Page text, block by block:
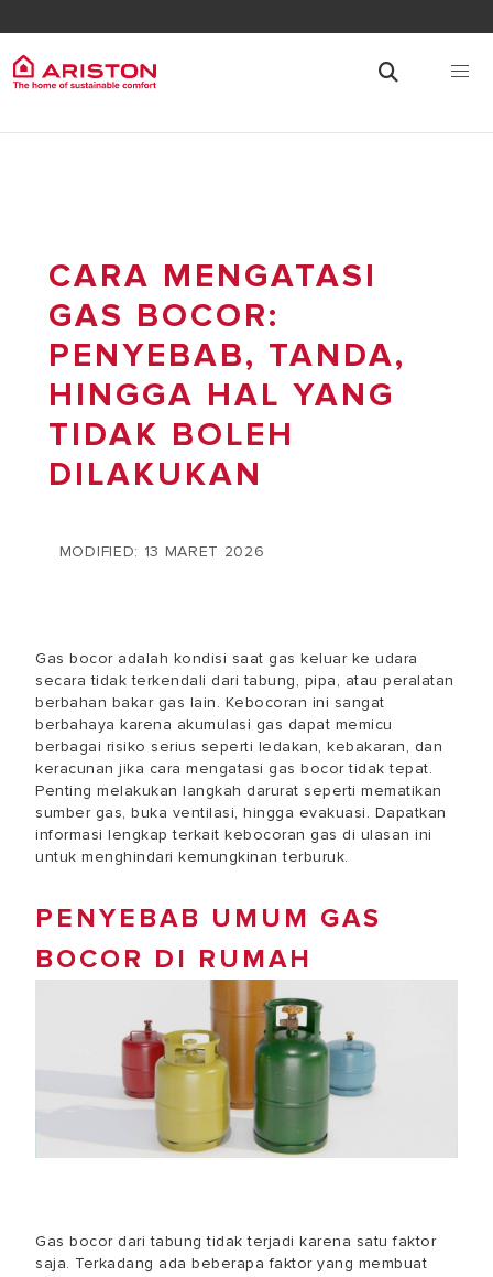
CARA MENGATASI
GAS BOCOR:
PENYEBAB, TANDA,
HINGGA HAL YANG
TIDAK BOLEH
DILAKUKAN
MODIFIED: 13 MARET 2026
Gas bocor adalah kondisi saat gas keluar ke udara
secara tidak terkendali dari tabung, pipa, atau peralatan
berbahan bakar gas lain. Kebocoran ini sangat
berbahaya karena akumulasi gas dapat memicu
berbagai risiko serius seperti ledakan, kebakaran, dan
keracunan jika cara mengatasi gas bocortidak tepat.
Penting melakukan langkah darurat seperti mematikan
sumber gas, buka ventilasi, hingga evakuasi. Dapatkan
informasi lengkap terkait kebocoran gas di ulasan ini
untuk menghindari kemungkinan terburuk.
PENYEBAB UMUM GAS
BOCOR DI RUMAH
Gas bocor dari tabung tidak terjadi karena satu faktor
saja. Terkadang ada beberapa faktor yang membuat